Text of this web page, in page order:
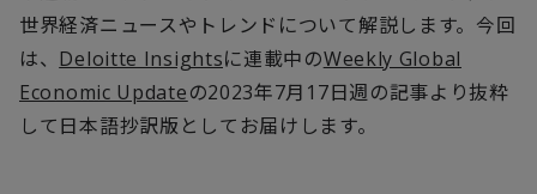
世界経済ニュースやトレンドについて解説します。今回
は、 Deloitte Insightsに連載中のWeekly Global
Economic Updateの2023年7月17日週の記事より抜粋
して日本語抄訳版としてお届けします。